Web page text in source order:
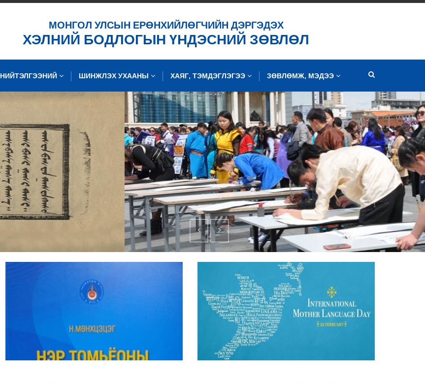
МОНГОЛ УЛСЫН ЕРӨНХИЙЛӨГЧИЙН ДЭРГЭДЭХ
ХЭЛНИЙ БОДЛОГЫН ҮНДЭСНИЙ ЗӨВЛӨЛ
НИЙТЭЛГЭЭНИЙ ШИНЖЛЭХ УХААНЫ ХАЯГ, ТЭМДЭГЛЭГЭЭ ЗӨВЛӨМЖ, МЭДЭЭ